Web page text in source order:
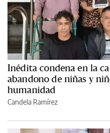
Inédita condena en la
abandono de niñas y
humanidad
Candela Ramírez